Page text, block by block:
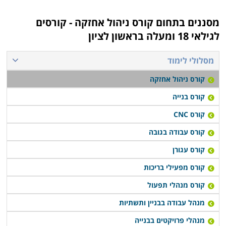
מסננים בתחום קורס ניהול אחזקה - קורסים
לגילאי 18 ומעלה בראשון לציון
מסלולי לימוד
קורס ניהול אחזקה
קורס בנייה
קורס CNC
קורס עבודה בגובה
קורס עגורן
קורס מפעילי בריכות
קורס מנהלי תפעול
מנהל עבודה בבניין ותשתיות
מנהלי פרויקטים בבנייה